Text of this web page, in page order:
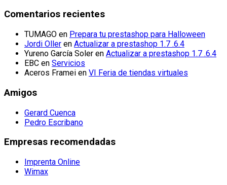
Comentarios recientes
TUMAGO en Prepara tu prestashop para Halloween
Jordi Oller en Actualizar a prestashop 1.7 .6.4
Yureno García Soler en Actualizar a prestashop 1.7 .6.4
EBC en Servicios
Aceros Framei en VI Feria de tiendas virtuales
Amigos
Gerard Cuenca
Pedro Escribano
Empresas recomendadas
Imprenta Online
Wimax